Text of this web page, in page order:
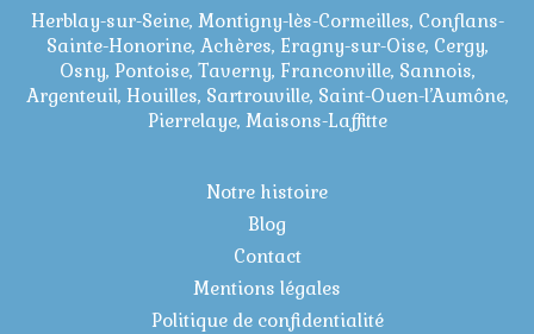
Herblay-sur-Seine, Montigny-lès-Cormeilles, Conflans-
Sainte-Honorine, Achères, Eragny-sur-Oise, Cergy,
Osny, Pontoise, Taverny, Franconville, Sannois,
Argenteuil, Houilles, Sartrouville, Saint-Ouen-l’Aumône,
Pierrelaye, Maisons-Laffitte
Notre histoire
Blog
Contact
Mentions légales
Politique de confidentialité